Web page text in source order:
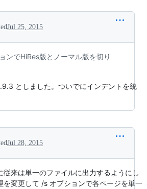
Jul 25, 2015
ンでHiRes版とノーマル版を切り
としました。ついでにインデントを統
Jul 28, 2015
従来は単一のファイルに出力するようにし
を変更して /s オプションで各ページを単一